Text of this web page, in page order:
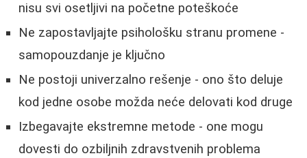
nisu svi osetljivi na početne poteškoće
Ne zapostavljajte psihološku stranu promene -
samopouzdanje je ključno
Ne postoji univerzalno rešenje - ono što deluje
kod jedne osobe možda neće delovati kod druge
Izbegavajte ekstremne metode - one mogu
dovesti do ozbiljnih zdravstvenih problema